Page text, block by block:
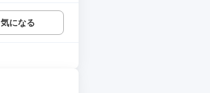
気になる